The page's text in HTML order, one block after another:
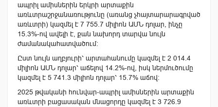
ապրիլ ամիսներին երկրի արտաքին
առևտրաշրջանառությունը (առանց չհայտարարագրված
առևտրի) կազմել է 7 755.7 միլիոն ԱՄՆ դոլար, ինչը
15.3%-ով ավելի է, քան նախորդ տարվա նույն
ժամանակահատվածում։
Ըստ նույն աղբյուրի՝ արտահանումը կազմել է 2 014.4
միլիոն ԱՄՆ դոլար՝ աճելով 14.2%-ով, իսկ ներմուծումը
կազմել է 5 741.3 միլիոն դոլար՝ 15.7% աճով:
2025 թվականի հունվար-ապրիլ ամիսներին արտաքին
առևտրի բացասական մնացորդը կազմել է 3 726.9